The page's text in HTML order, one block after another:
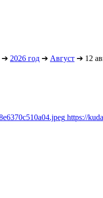
➔ 2026 год ➔ Август ➔ 12
https://